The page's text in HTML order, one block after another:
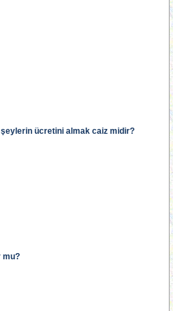
ücretini almak caiz midir?
mu?